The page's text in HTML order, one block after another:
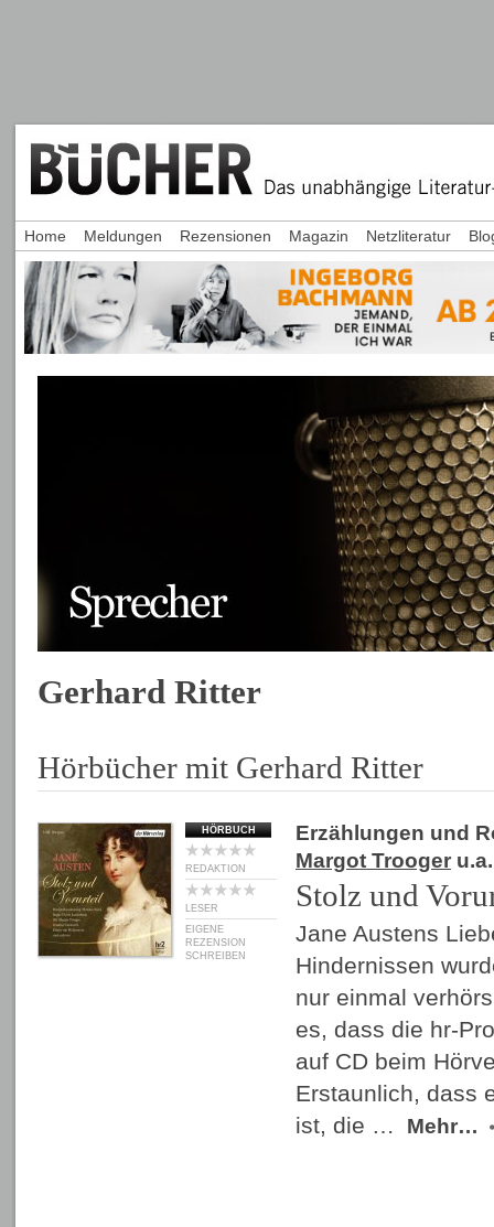
Gerhard Ritter
Hörbücher mit Gerhard Ritter
HÖRBUCH
REDAKTION
LESER
EIGENE
REZENSION
SCHREIBEN
Erzählungen und
Margot Trooger u.a.
Stolz und
Jane Austens
Hindernissen
nur einmal
es, dass die hr-
auf CD beim
Erstaunlich, dass
ist, die …
Mehr…
Home Meldungen Rezensionen Magazin Netzliteratur